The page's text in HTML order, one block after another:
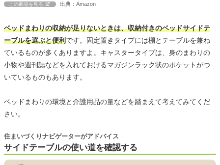
この商品を見る 出典：Amazon
ベッドまわりの収納が足りないときは、収納付きのベッドサイドテ
ーブルを選ぶと便利です。固定置きタイプには棚とテーブルを兼ね
ているものが多くありますよ。キャスタータイプは、身のまわりの
小物や週刊誌などを入れておけるマガジンラック状のポケットがつ
いているものもあります。
ベッドまわりの環境と介護用品の量などを踏まえて考えてみてくだ
さい。
サイドテーブルの使い道を確認する
住まいづくりナビゲーターがアドバイス